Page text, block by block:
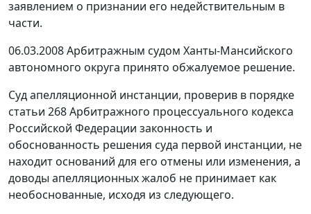
заявлением о признании его недействительным в
части.
06.03.2008 Арбитражным судом Ханты-Мансийского
автономного округа принято обжалуемое решение.
Суд апелляционной инстанции, проверив в порядке
статьи 268Арбитражного процессуального кодекса
Российской Федерации законность и
обоснованность решения суда первой инстанции, не
находит оснований для его отмены или изменения, а
доводы апелляционных жалоб не принимает как
необоснованные, исходя из следующего.